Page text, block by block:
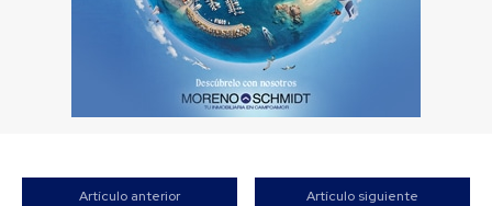
Artículo anterior Artículo siguiente